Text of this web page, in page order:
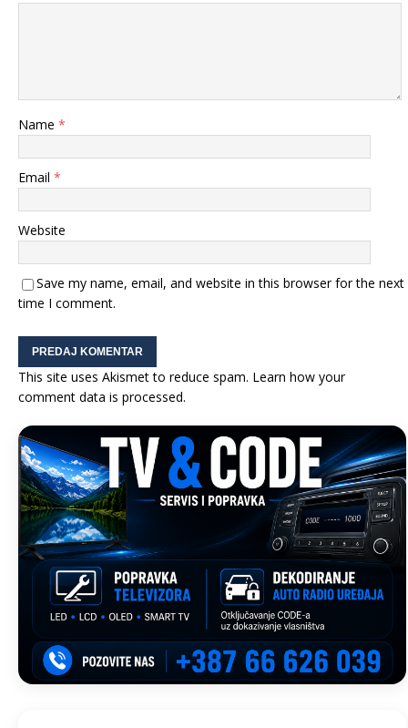
Name *
Email *
Website
Save my name, email, and website in this browser for the next
time I comment.
This site uses Akismet to reduce spam. Learn how your
comment data is processed.